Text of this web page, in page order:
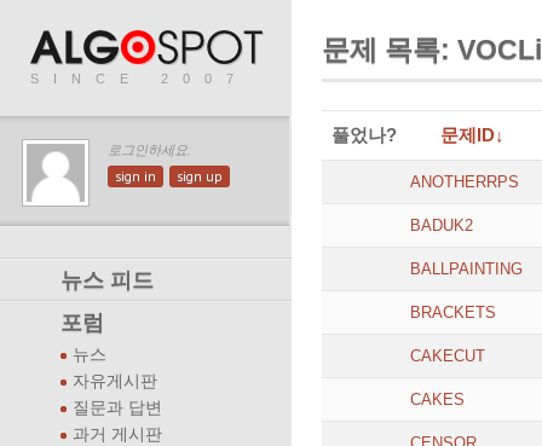
SINCE 2007
로그인하세요.
sign in sign up
뉴스 피드
포럼
뉴스
자유게시판
질문과 답변
과거 게시판
문제 목록:
풀었나? 문제ID↓
ANOTHERRPS
BADUK2
BALLPAINTING
BRACKETS
CAKECUT
CAKES